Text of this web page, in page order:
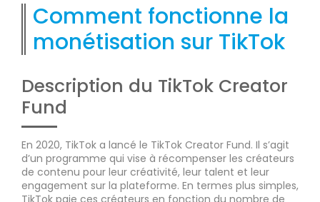
Comment fonctionne la
monétisation sur TikTok
Description du TikTok Creator
Fund
En 2020, TikTok a lancé le TikTok Creator Fund. Il s’agit
d’un programme qui vise à récompenser les créateurs
de contenu pour leur créativité, leur talent et leur
engagement sur la plateforme. En termes plus simples,
TikTok paie ces créateurs en fonction du nombre de